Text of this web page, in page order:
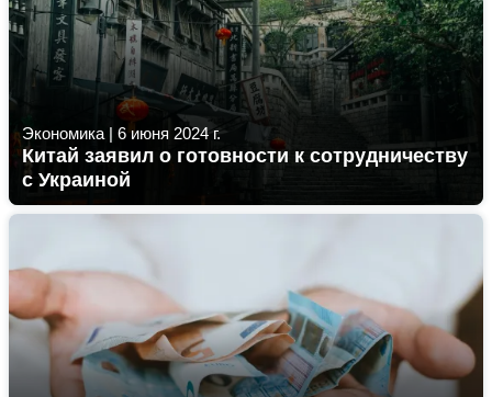
Экономика | 6 июня 2024 г.
Китай заявил о готовности к сотрудничеству
с Украиной